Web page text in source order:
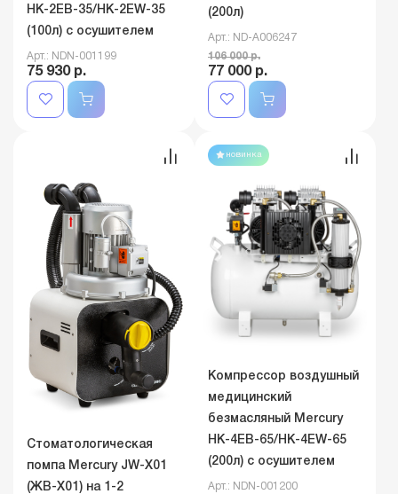
HK-2EВ-35/HK-2EW-35
(100л) с осушителем
Арт.: NDN-001199
75 930 р.
(200л)
Арт.: ND-A006247
106 000 р.
77 000 р.
Стоматологическая
помпа Mercury JW-X01
(ЖВ-Х01) на 1-2
новинка
Компрессор воздушный
медицинский
безмасляный Mercury
HK-4EВ-65/HK-4EW-65
(200л) с осушителем
Арт.: NDN-001200